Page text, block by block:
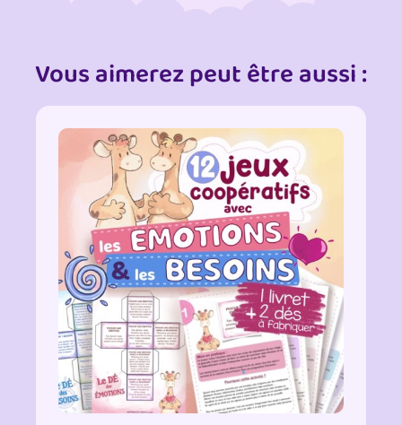
Vous aimerez peut être aussi :